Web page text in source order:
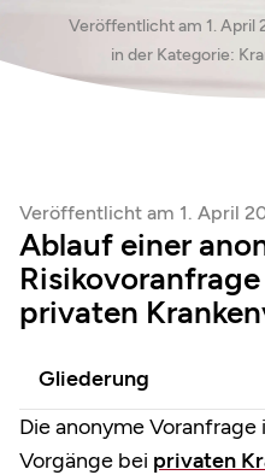
Veröffentlicht am 1. April
in der Kategorie:
Veröffentlicht am 1. April
Ablauf einer
privaten
Gliederung
Die anonyme
Vorgänge bei privaten